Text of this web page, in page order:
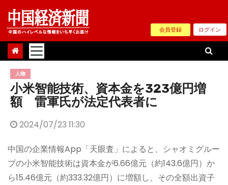
Skip
content
会員登録 ログイン
人物
小米智能技術、資本金を323億円増
額 雷軍氏が法定代表者に
2024/07/23 11:30
中国の企業情報App「天眼査」によると、シャオミグルー
プの小米智能技術は資本金が6.66億元（約143.6億円）か
ら15.46億元（約333.32億円）に増額し、その全額出資子